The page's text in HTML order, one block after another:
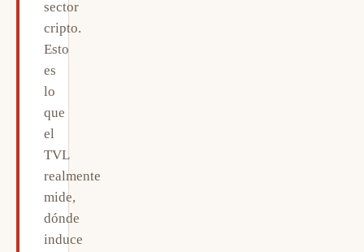
sector
cripto.
Esto
es
lo
que
el
TVL
realmente
mide,
dónde
induce